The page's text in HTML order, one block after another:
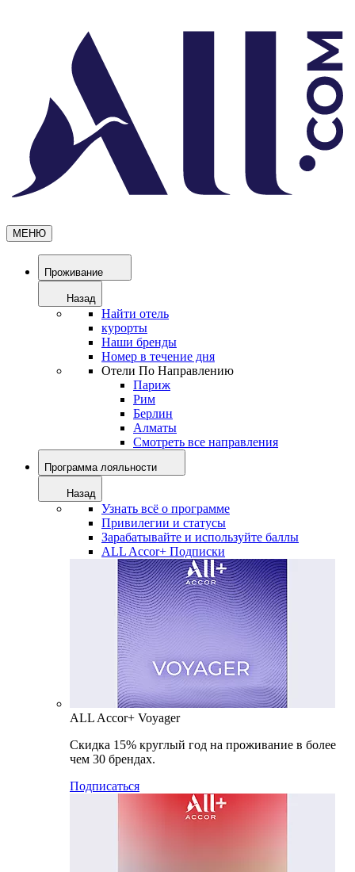
МЕНЮ
Проживание
Назад
Найти отель
курорты
Наши бренды
Номер в течение дня
Отели По Направлению
Париж
Рим
Берлин
Алматы
Смотреть все направления
Программа лояльности
Назад
Узнать всё о программе
Привилегии и статусы
Зарабатывайте и используйте баллы
ALL Accor+ Подписки
ALL Accor+ Voyager
Скидка 15% круглый год на проживание в более
чем 30 брендах.
Подписаться